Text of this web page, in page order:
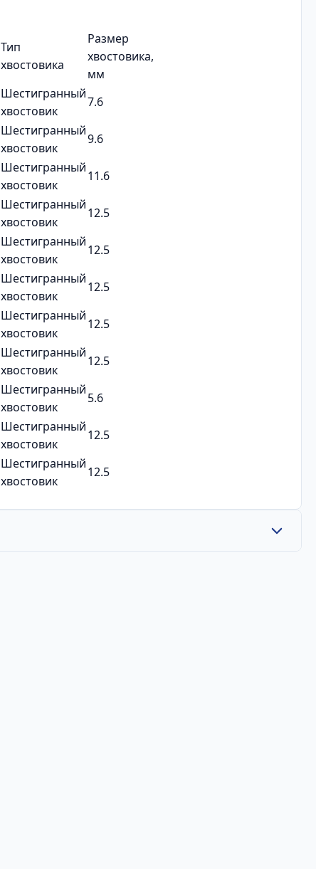
Тип
хвостовика
Размер
хвостовика,
мм
Шестигранный
хвостовик
7.6
Шестигранный
хвостовик
9.6
Шестигранный
хвостовик
11.6
Шестигранный
хвостовик
12.5
Шестигранный
хвостовик
12.5
Шестигранный
хвостовик
12.5
Шестигранный
хвостовик
12.5
Шестигранный
хвостовик
12.5
Шестигранный
хвостовик
5.6
Шестигранный
хвостовик
12.5
Шестигранный
хвостовик
12.5